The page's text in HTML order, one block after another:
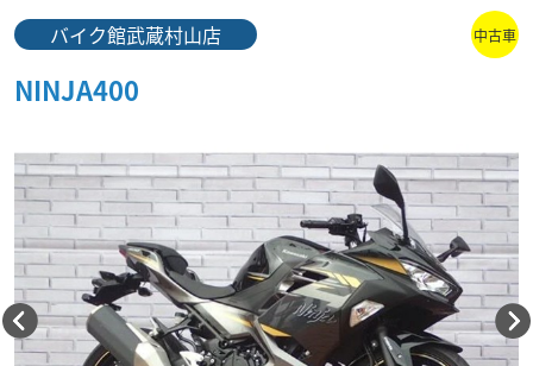
バイク館武蔵村山店 中古車
NINJA400